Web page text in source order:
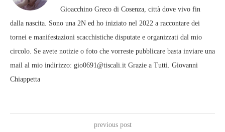
Gioacchino Greco di Cosenza, città dove vivo fin
dalla nascita. Sono una 2N ed ho iniziato nel 2022 a raccontare dei
tornei e manifestazioni scacchistiche disputate e organizzati dal mio
circolo. Se avete notizie o foto che vorreste pubblicare basta inviare una
mail al mio indirizzo: gio0691@tiscali.it Grazie a Tutti. Giovanni
Chiappetta
previous post